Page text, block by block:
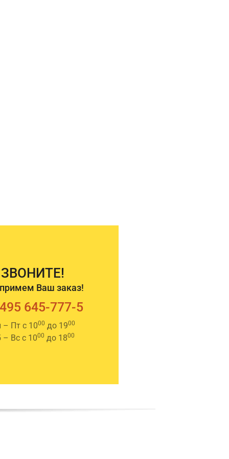
ЗВОНИТЕ!
Ваш заказ!
645-777-5
– Пт с 1000 до 1900
– Вс с 1000 до 1800